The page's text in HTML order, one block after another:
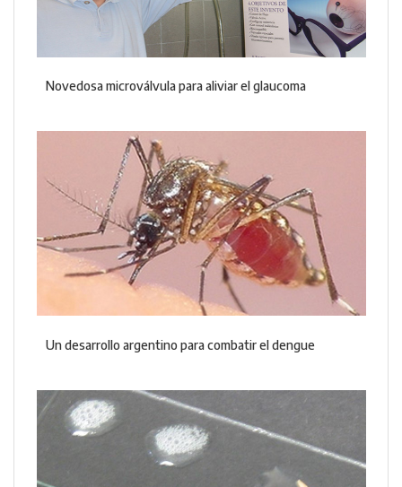
Novedosa microválvula para aliviar el glaucoma
Un desarrollo argentino para combatir el dengue